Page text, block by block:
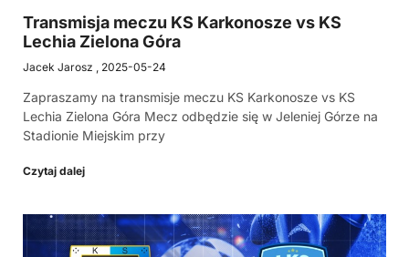
Transmisja meczu KS Karkonosze vs KS
Lechia Zielona Góra
Jacek Jarosz 2025-05-24
Zapraszamy na transmisje meczu KS Karkonosze vs KS
Lechia Zielona Góra Mecz odbędzie się w Jeleniej Górze na
Stadionie Miejskim przy
Czytaj dalej